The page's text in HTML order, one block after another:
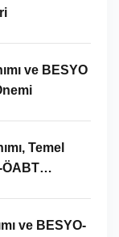
ve BESYO
Temel
ÖABT
ve BESYO-